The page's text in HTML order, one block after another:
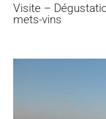
Visite –
mets-vins